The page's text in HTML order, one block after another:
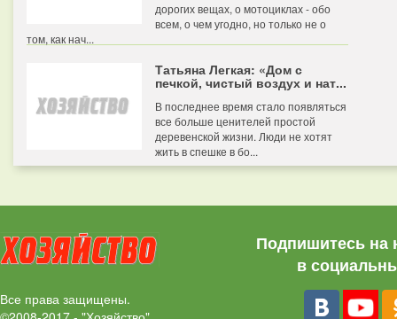
дорогих вещах, о мотоциклах - обо
всем, о чем угодно, но только не о
том, как нач...
Татьяна Легкая: «Дом с
печкой, чистый воздух и нат...
В последнее время стало появляться
все больше ценителей простой
деревенской жизни. Люди не хотят
жить в спешке в бо...
Все права защищены.
Подпишитесь на
в